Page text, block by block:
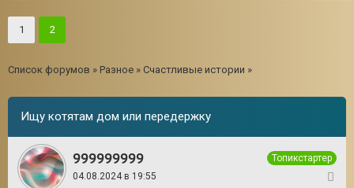
1 2
Список форумов » Разное » Счастливые истории »
Ищу котятам дом или передержку
999999999
Топикстартер
04.08.2024 в 19:55